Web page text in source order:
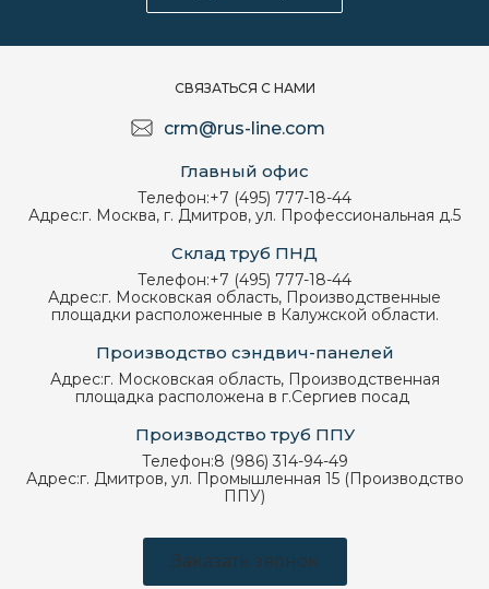
СВЯЗАТЬСЯ С НАМИ
crm@rus-line.com
Главный офис
Телефон:+7 (495) 777-18-44
Адрес:г. Москва, г. Дмитров, ул. Профессиональная д.5
Склад труб ПНД
Телефон:+7 (495) 777-18-44
Адрес:г. Московская область, Производственные
площадки расположенные в Калужской области.
Производство сэндвич-панелей
Адрес:г. Московская область, Производственная
площадка расположена в г.Сергиев посад
Производство труб ППУ
Телефон:8 (986) 314-94-49
Адрес:г. Дмитров, ул. Промышленная 15 (Производство
ППУ)
Заказать звонок